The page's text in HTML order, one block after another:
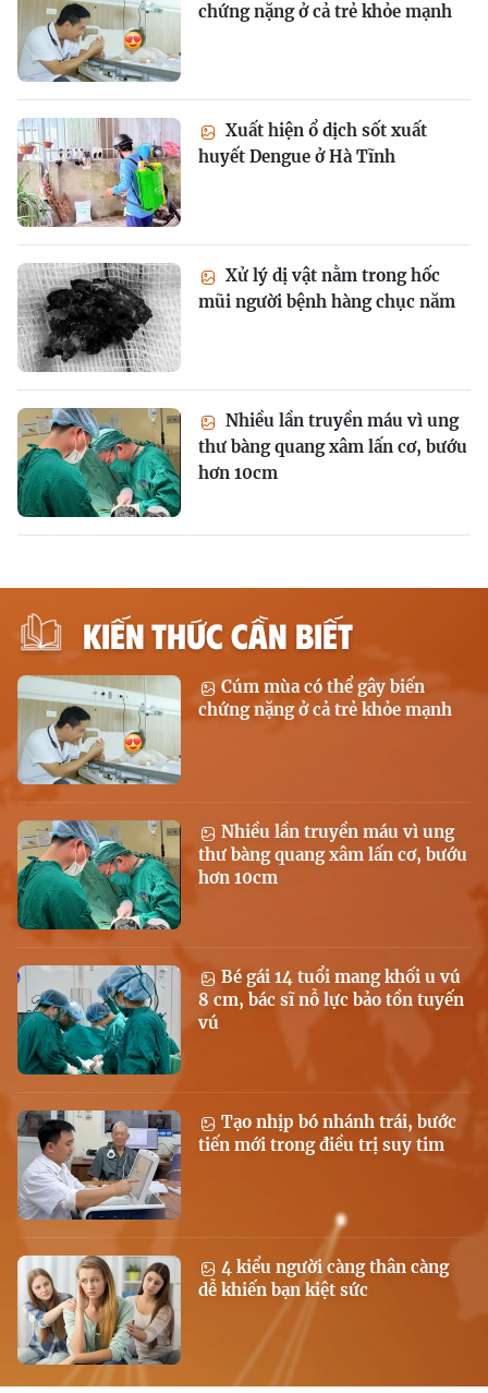
chứng nặng ở cả trẻ khỏe mạnh
Xuất hiện ổ dịch sốt xuất
huyết Dengue ở Hà Tĩnh
Xử lý dị vật nằm trong hốc
mũi người bệnh hàng chục năm
Nhiều lần truyền máu vì ung
thư bàng quang xâm lấn cơ, bướu
hơn 10cm
KIẾN THỨC CẦN BIẾT
Cúm mùa có thể gây biến
chứng nặng ở cả trẻ khỏe mạnh
Nhiều lần truyền máu vì ung
thư bàng quang xâm lấn cơ, bướu
hơn 10cm
Bé gái 14 tuổi mang khối u vú
8 cm, bác sĩ nỗ lực bảo tồn tuyến
vú
Tạo nhịp bó nhánh trái, bước
tiến mới trong điều trị suy tim
4 kiểu người càng thân càng
dễ khiến bạn kiệt sức